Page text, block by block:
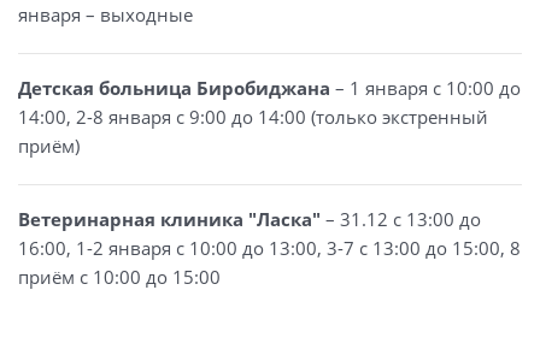
января – выходные
Детская больница Биробиджана – 1 января с 10:00 до
14:00, 2-8 января с 9:00 до 14:00 (только экстренный
приём)
Ветеринарная клиника "Ласка" – 31.12 с 13:00 до
16:00, 1-2 января с 10:00 до 13:00, 3-7 с 13:00 до 15:00, 8
приём с 10:00 до 15:00